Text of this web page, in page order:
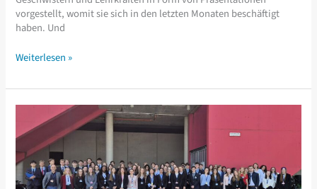
vorgestellt, womit sie sich in den letzten Monaten beschäftigt
haben. Und
Weltentdecker-
Weiterlesen »